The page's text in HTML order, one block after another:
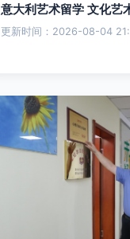
意大利艺术留学 文化艺
更新时间：2026-08-04